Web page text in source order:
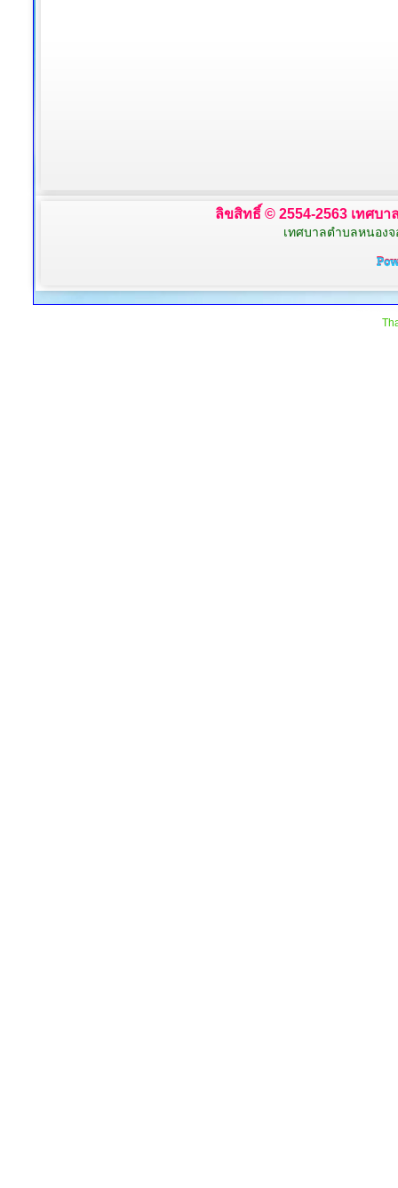
ลิขสิทธิ์ © 2554-2563 เทศบ
เทศบาลตำบลหนองจ